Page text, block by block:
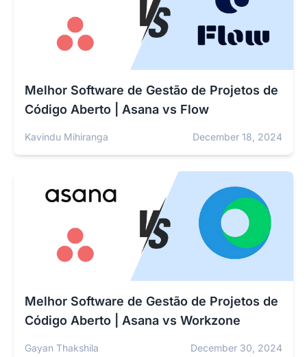
Melhor Software de Gestão de Projetos de
Código Aberto | Asana vs Flow
Kavindu Mihiranga December 18, 2024
Melhor Software de Gestão de Projetos de
Código Aberto | Asana vs Workzone
Gayan Thakshila December 30, 2024